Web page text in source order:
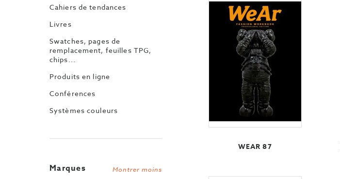
Cahiers de tendances
Livres
Swatches, pages de
remplacement, feuilles TPG,
chips...
Produits en ligne
Conférences
Systèmes couleurs
Marques Montrer moins
WEAR 87